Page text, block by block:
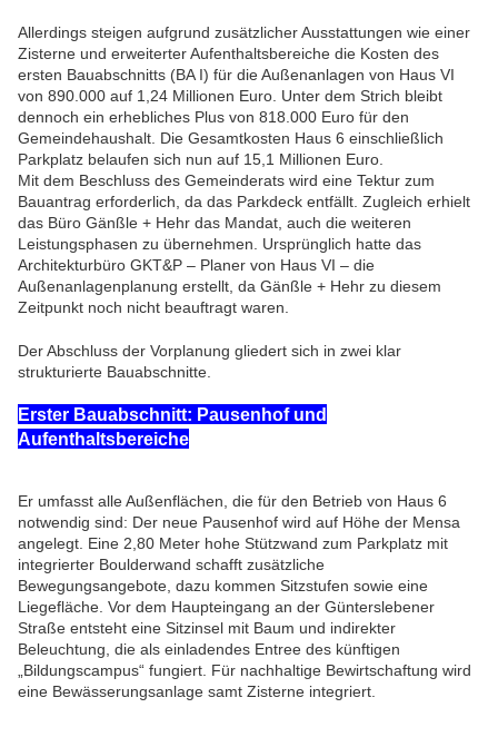
Allerdings steigen aufgrund zusätzlicher Ausstattungen wie einer
Zisterne und erweiterter Aufenthaltsbereiche die Kosten des
ersten Bauabschnitts (BA I) für die Außenanlagen von Haus VI
von 890.000 auf 1,24 Millionen Euro. Unter dem Strich bleibt
dennoch ein erhebliches Plus von 818.000 Euro für den
Gemeindehaushalt. Die Gesamtkosten Haus 6 einschließlich
Parkplatz belaufen sich nun auf 15,1 Millionen Euro.
Mit dem Beschluss des Gemeinderats wird eine Tektur zum
Bauantrag erforderlich, da das Parkdeck entfällt. Zugleich erhielt
das Büro Gänßle + Hehr das Mandat, auch die weiteren
Leistungsphasen zu übernehmen. Ursprünglich hatte das
Architekturbüro GKT&P – Planer von Haus VI – die
Außenanlagenplanung erstellt, da Gänßle + Hehr zu diesem
Zeitpunkt noch nicht beauftragt waren.
Der Abschluss der Vorplanung gliedert sich in zwei klar
strukturierte Bauabschnitte.
Erster Bauabschnitt: Pausenhof und
Aufenthaltsbereiche
Er umfasst alle Außenflächen, die für den Betrieb von Haus 6
notwendig sind: Der neue Pausenhof wird auf Höhe der Mensa
angelegt. Eine 2,80 Meter hohe Stützwand zum Parkplatz mit
integrierter Boulderwand schafft zusätzliche
Bewegungsangebote, dazu kommen Sitzstufen sowie eine
Liegefläche. Vor dem Haupteingang an der Günterslebener
Straße entsteht eine Sitzinsel mit Baum und indirekter
Beleuchtung, die als einladendes Entree des künftigen
„Bildungscampus“ fungiert. Für nachhaltige Bewirtschaftung wird
eine Bewässerungsanlage samt Zisterne integriert.